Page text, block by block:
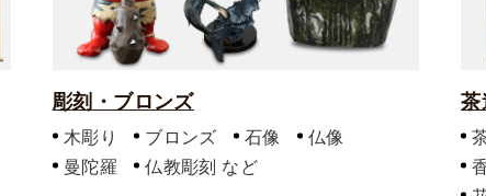
彫刻・ブロンズ
木彫り ブロンズ 石像
仏像
曼陀羅
仏教彫刻